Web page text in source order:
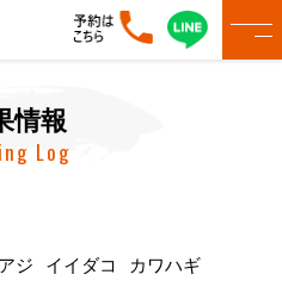
情報
Log
アジ イイダコ カワハギ